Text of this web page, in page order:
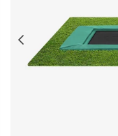
Previous